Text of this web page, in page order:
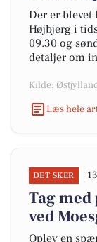
Der er blevet
Højbjerg i
09.30 og
detaljer om
Kilde:
Læs hele
DET SKER
Tag
ved
Oplev en